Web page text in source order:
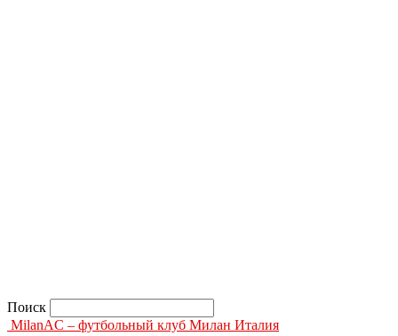
Поиск
MilanAC – футбольный клуб Милан Италия